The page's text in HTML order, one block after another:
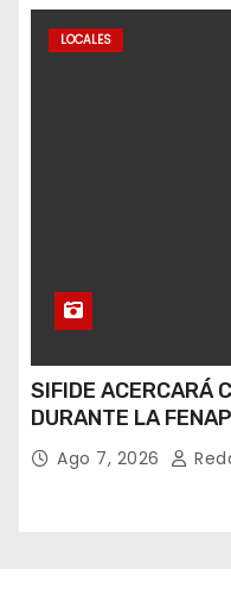
LOCALES
SIFIDE ACERCARÁ
DURANTE LA
Ago 7, 2026